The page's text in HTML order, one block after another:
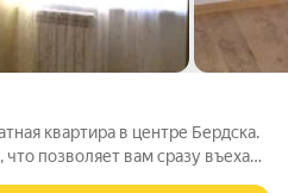
квартира в центре Бердска.
позволяет вам сразу въехать